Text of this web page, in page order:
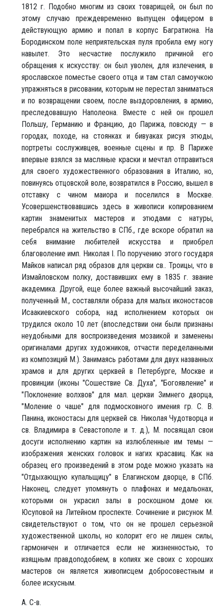
1812 г. Подобно многим из своих товарищей, он был по
этому случаю преждевременно выпущен офицером в
действующую армию и попал в корпус Багратиона. На
Бородинском поле неприятельская пуля пробила ему ногу
навылет. Это несчастие послужило причиной его
обращения к искусству: он был уволен, для излечения, в
ярославское поместье своего отца и там стал самоучкою
упражняться в рисовании, которым не перестал заниматься
и по возвращении своем, после выздоровления, в армию,
преследовавшую Наполеона. Вместе с ней он прошел
Польшу, Германию и Францию, до Парижа, повсюду — в
городах, походе, на стоянках и бивуаках рисуя этюды,
портреты сослуживцев, военные сцены и пр. В Париже
впервые взялся за масляные краски и мечтал отправиться
для своего художественного образования в Италию, но,
повинуясь отцовской воле, возвратился в Россию, вышел в
отставку с чином маиора и поселился в Москве.
Усовершенствовавшись здесь в живописи копированием
картин знаменитых мастеров и этюдами с натуры,
перебрался на жительство в СПб., где вскоре обратил на
себя внимание любителей искусства и приобрел
благоволение имп. Николая I. По поручению этого государя
Майков написал ряд образов для церкви св.. Троицы, что в
Измайловском полку, доставивших ему в 1835 г. звание
академика. Другой, еще более важный высочайший заказ,
полученный М., составляли образа для малых иконостасов
Исаакиевского собора, над исполнением которых он
трудился около 10 лет (впоследствии они были признаны
неудобными для воспроизведения мозаикой и заменены
оригиналами других художников, отчасти переделанными
из композиций М.). Занимаясь работами для двух названных
храмов и для других церквей в Петербурге, Москве и
провинции (иконы "Сошествие Св. Духа", "Богоявление" и
"Поклонение волхвов" для мал. церкви Зимнего дворца,
"Моление о чаше" для подмосковного имения гр. С. В.
Панина, иконостасы для церквей св. Николая Чудотворца и
св. Владимира в Севастополе и т. д.), М. посвящал свои
досуги исполнению картин на излюбленные им темы —
изображения женских головок и нагих красавиц. Как на
образец его произведений в этом роде можно указать на
"Отдыхающую купальщицу" в Елагинском дворце, в СПб.
Наконец, следует упомянуть о плафонах и медальонах,
которыми он украсил залы в роскошном доме кн.
Юсуповой на Литейном проспекте. Сочинение и рисунок М.
свидетельствуют о том, что он не прошел серьезной
художественной школы, но колорит его не лишен силы,
гармоничен и отличается если не жизненностью, то
изящным правдоподобием; в копиях же своих с хороших
мастеров он является живописцем добросовестным и
более искусным.
А. С-в.